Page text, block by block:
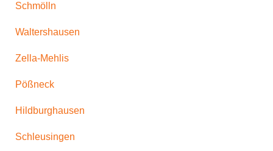
Schmölln
Waltershausen
Zella-Mehlis
Pößneck
Hildburghausen
Schleusingen